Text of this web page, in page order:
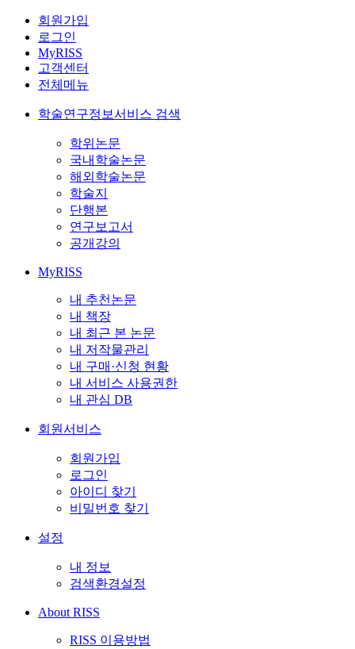
회원가입
로그인
MyRISS
고객센터
전체메뉴
학술연구정보서비스 검색
학위논문
국내학술논문
해외학술논문
학술지
단행본
연구보고서
공개강의
MyRISS
내 추천논문
내 책장
내 최근 본 논문
내 저작물관리
내 구매·신청 현황
내 서비스 사용권한
내 관심 DB
회원서비스
회원가입
로그인
아이디 찾기
비밀번호 찾기
설정
내 정보
검색환경설정
About RISS
RISS 이용방법